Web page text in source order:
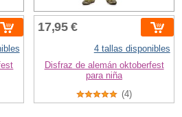
17,95 €
4 tallas disponibles
Disfraz de alemán oktoberfest
para niña
(4)